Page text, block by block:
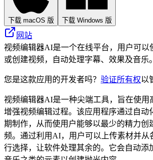
下载 macOS 版 下载 Windows 版
网站
视频编辑器AI是一个在线平台，用户可以
或创建视频，自动处理字幕、效果及音乐。
您是这款应用的开发者吗？ 验证所有权以
视频编辑器AI是一种尖端工具，旨在使用
增强视频编辑过程。该应用程序通过自动
期制作，从而使用户能够以最少的精力创
频。通过利用AI，用户可以上传素材并从
行选择，让软件处理其余的。它会自动添